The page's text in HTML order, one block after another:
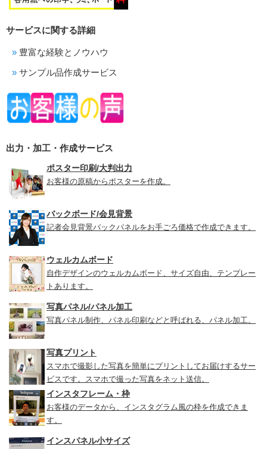
サービスに関する詳細
豊富な経験とノウハウ
サンプル品作成サービス
出力・加工・作成サービス
ポスター印刷/大判出力
お客様の原稿からポスターを作成。
バックボード/会見背景
記者会見背景バックパネルをお手ごろ価格で作成できます。
ウェルカムボード
自作デザインのウェルカムボード、サイズ自由、テンプレー
トあります。
写真パネル/パネル加工
写真パネル制作、パネル印刷などと呼ばれる、パネル加工。
写真プリント
スマホで撮影した写真を簡単にプリントしてお届けするサー
ビスです。スマホで撮った写真をネット送信。
インスタフレーム・枠
お客様のデータから、インスタグラム風の枠を作成できま
す。
インスパネル小サイズ